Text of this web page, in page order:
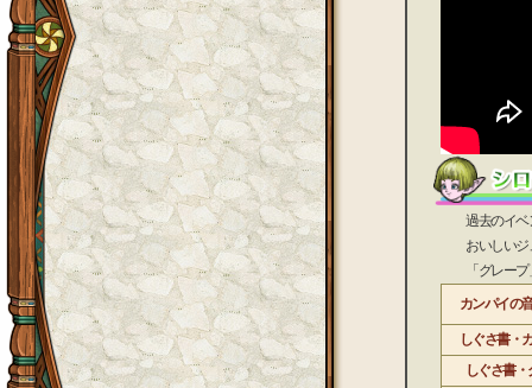
過去のイベン
おいしいジュ
「グレープ」
カンパイの
しぐさ書・
しぐさ書